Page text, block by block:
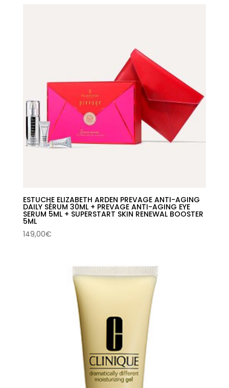
ESTUCHE ELIZABETH ARDEN PREVAGE ANTI-AGING
DAILY SÉRUM 30ML + PREVAGE ANTI-AGING EYE
SERUM 5ML + SUPERSTART SKIN RENEWAL BOOSTER
5ML
149,00€